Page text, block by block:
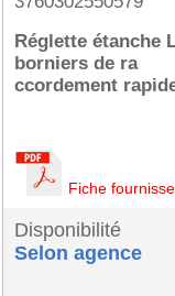
Réglette étanche
borniers de ra
ccordement
Fiche
Disponibilité
Selon agence